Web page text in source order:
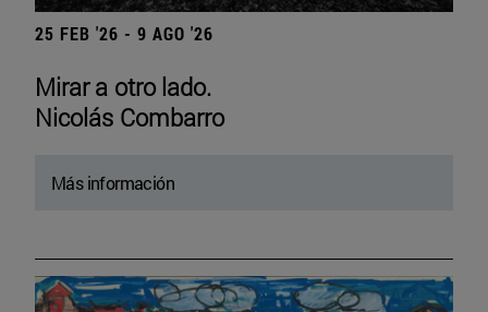
25 FEB '26 - 9 AGO '26
Mirar a otro lado.
Nicolás Combarro
Más información